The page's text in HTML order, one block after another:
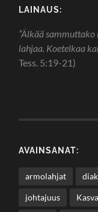
LAINAUS:
”Älkää
lahjaa. Koetelkaa
Tess. 5:19-21)
AVAINSANAT:
armolahjat
johtajuus